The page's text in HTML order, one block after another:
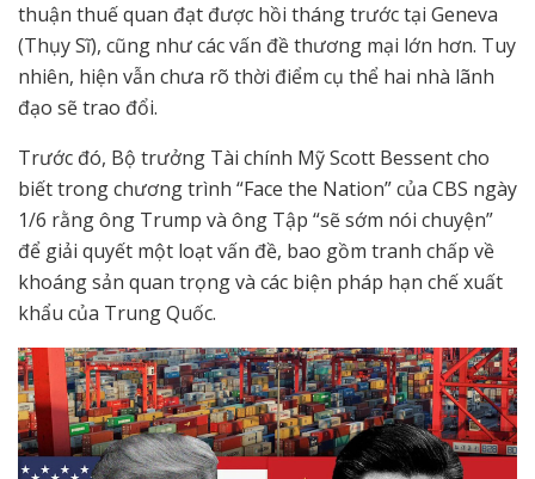
thuận thuế quan đạt được hồi tháng trước tại Geneva
(Thụy Sĩ), cũng như các vấn đề thương mại lớn hơn. Tuy
nhiên, hiện vẫn chưa rõ thời điểm cụ thể hai nhà lãnh
đạo sẽ trao đổi.
Trước đó, Bộ trưởng Tài chính Mỹ Scott Bessent cho
biết trong chương trình “Face the Nation” của CBS ngày
1/6 rằng ông Trump và ông Tập “sẽ sớm nói chuyện”
để giải quyết một loạt vấn đề, bao gồm tranh chấp về
khoáng sản quan trọng và các biện pháp hạn chế xuất
khẩu của Trung Quốc.